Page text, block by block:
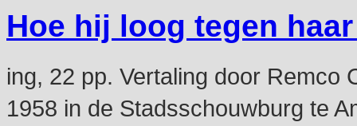
Hoe hij loog tegen
ing, 22 pp. Vertaling door Remco
1958 in de Stadsschouwburg te